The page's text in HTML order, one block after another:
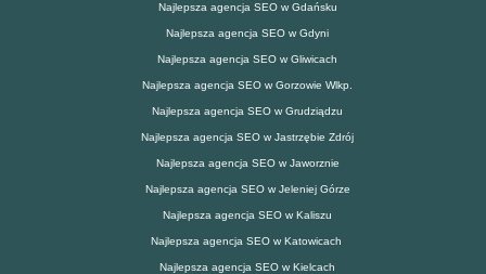
Najlepsza agencja SEO w Gdańsku
Najlepsza agencja SEO w Gdyni
Najlepsza agencja SEO w Gliwicach
Najlepsza agencja SEO w Gorzowie Wlkp.
Najlepsza agencja SEO w Grudziądzu
Najlepsza agencja SEO w Jastrzębie Zdrój
Najlepsza agencja SEO w Jaworznie
Najlepsza agencja SEO w Jeleniej Górze
Najlepsza agencja SEO w Kaliszu
Najlepsza agencja SEO w Katowicach
Najlepsza agencja SEO w Kielcach